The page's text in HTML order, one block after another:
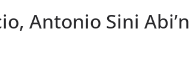
Antonio Sini